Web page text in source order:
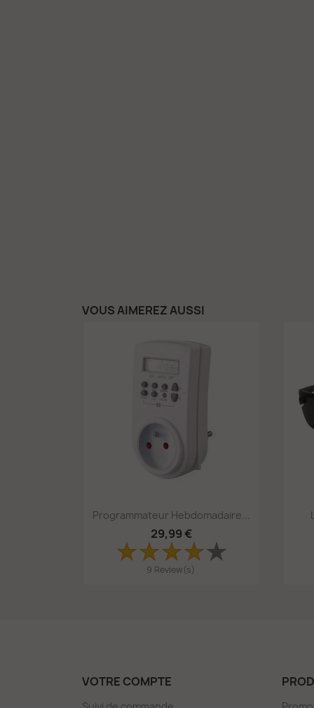
VOUS AIMEREZ AUSSI
Aperçu rapide
Programmateur Hebdomadaire...
29,99 €
9 Review(s)
VOTRE COMPTE